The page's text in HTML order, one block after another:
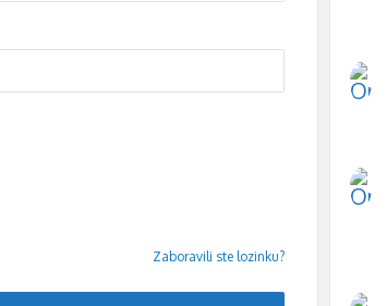
Zaboravili ste lozinku?